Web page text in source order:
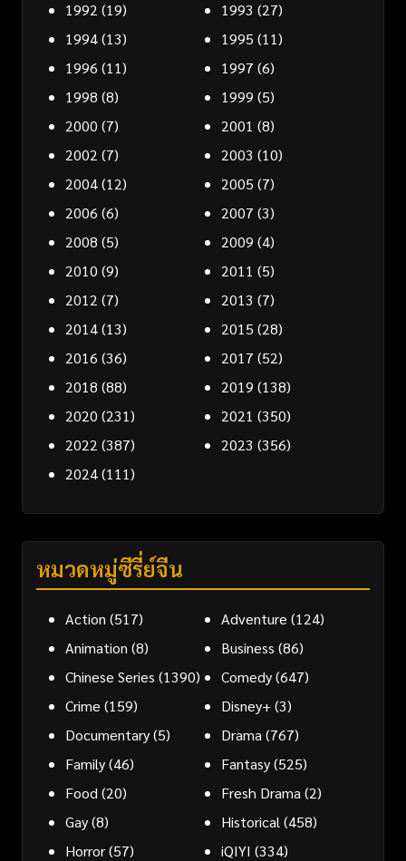
1992 (19) 1993 (27)
1994(13) 1995 (11)
1996 (11) 1997 (6)
1998 (8) 1999 (5)
2000 (7) 2001 (8)
2002 (7) 2003 (10)
2004(12) 2005 (7)
2006 (6) 2007 (3)
2008 (5) 2009 (4)
2010 (9) 2011 (5)
2012 (7) 2013 (7)
2014(13) 2015 (28)
2016 (36) 2017 (52)
2018 (88) 2019 (138)
2020 (231) 2021 (350)
2022 (387) 2023 (356)
2024(111)
หมวดหมู่ซีรี่ย์จีน
Action (517) Adventure (124)
Animation (8) Business (86)
Chinese Series (1390) Comedy(647)
Crime (159) Disney+ (3)
Documentary(5) Drama (767)
Family(46) Fantasy(525)
Food (20) Fresh Drama (2)
Gay(8) Historical (458)
Horror(57) iQIYI (334)